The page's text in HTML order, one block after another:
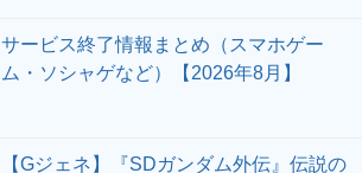
サービス終了情報まとめ（スマホゲー
ム・ソシャゲなど）【2026年8月】
【Gジェネ】『SDガンダム外伝』伝説の